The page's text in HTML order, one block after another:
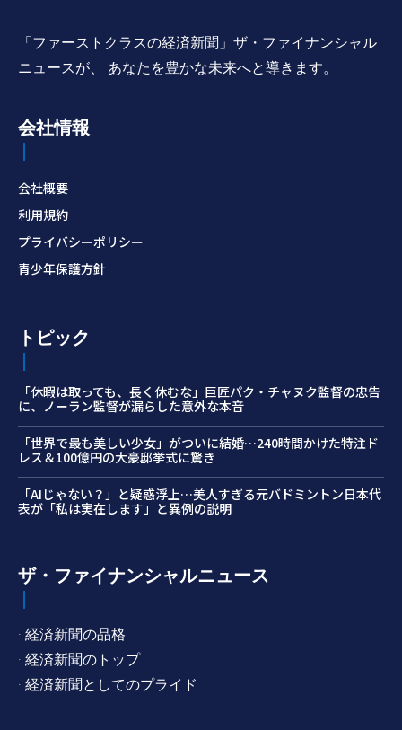
「ファーストクラスの経済新聞」ザ・ファイナンシャル
ニュースが、 あなたを豊かな未来へと導きます。
会社情報
会社概要
利用規約
プライバシーポリシー
青少年保護方針
トピック
「休暇は取っても、長く休むな」巨匠パク・チャヌク監督の忠告
に、ノーラン監督が漏らした意外な本音
「世界で最も美しい少女」がついに結婚…240時間かけた特注ド
レス＆100億円の大豪邸挙式に驚き
「AIじゃない？」と疑惑浮上…美人すぎる元バドミントン日本代
表が「私は実在します」と異例の説明
ザ・ファイナンシャルニュース
· 経済新聞の品格
· 経済新聞のトップ
· 経済新聞としてのプライド